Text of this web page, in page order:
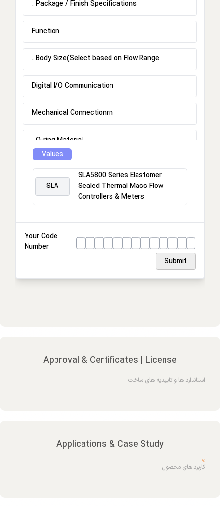
. Package / Finish Specifications
Function
. Body Size(Select based on Flow Range
Digital I/O Communication
Mechanical Connectionrn
. O-ring Material
Valve Seat
Valve Type
Analog I/O Communications
Power Supply Inputs
Output Enhancements
Values
SLA
SLA5800 Series Elastomer
Sealed Thermal Mass Flow
Controllers & Meters
Your Code
Number
Submit
Approval & Certificates | License
استاندارد ها و تاییدیه های ساخت
Applications & Case Study
کاربرد های محصول